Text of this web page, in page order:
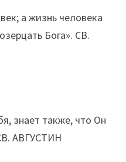
а жизнь человека
Бога». СВ.
знает также, что Он
АВГУСТИН